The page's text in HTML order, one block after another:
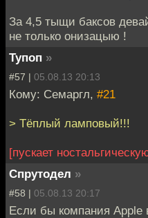
За 4,5 тыщи баксов
не только онизацыю !
Тупоп »
#57 | 05.08.13 20:13
Кому: Семаргл, #21
> Тёплый ламповый!!!
[пускает
Спрутодел »
#58 | 05.08.13 20:17
Если бы компания Apple